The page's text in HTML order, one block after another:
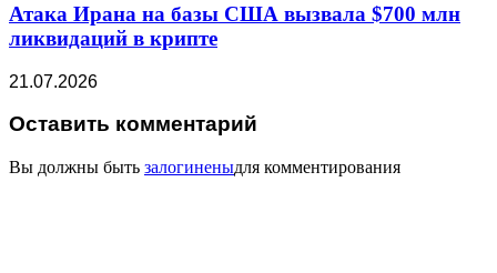
Атака Ирана на базы США вызвала $700 млн
ликвидаций в крипте
21.07.2026
Оставить комментарий
Вы должны быть залогиненыдля комментирования